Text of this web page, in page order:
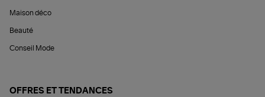
Maison déco
Beauté
Conseil Mode
OFFRES ET TENDANCES